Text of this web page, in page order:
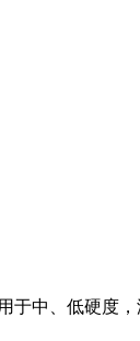
中、低硬度